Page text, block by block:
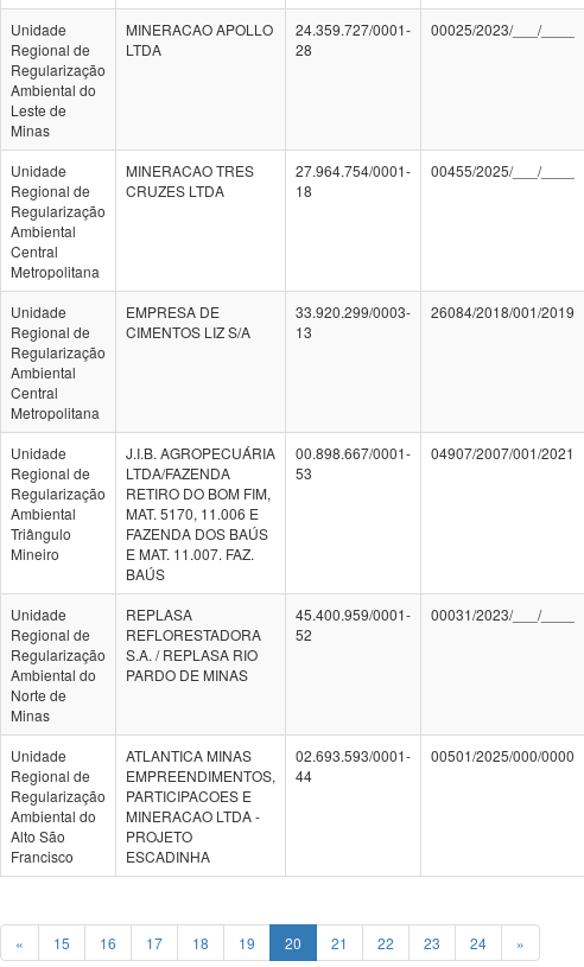
Unidade
Regional de
Regularização
Ambiental do
Leste de
Minas
MINERACAO APOLLO
LTDA
24.359.727/0001-
28
00025/2023/___/____
Unidade
Regional de
Regularização
Ambiental
Central
Metropolitana
MINERACAO TRES
CRUZES LTDA
27.964.754/0001-
18
00455/2025/___/____
Unidade
Regional de
Regularização
Ambiental
Central
Metropolitana
EMPRESA DE
CIMENTOS LIZ S/A
33.920.299/0003-
13
26084/2018/001/2019
Unidade
Regional de
Regularização
Ambiental
Triângulo
Mineiro
J.I.B. AGROPECUÁRIA
LTDA/FAZENDA
RETIRO DO BOM FIM,
MAT. 5170, 11.006 E
FAZENDA DOS BAÚS
E MAT. 11.007. FAZ.
BAÚS
00.898.667/0001-
53
04907/2007/001/2021
Unidade
Regional de
Regularização
Ambiental do
Norte de
Minas
REPLASA
REFLORESTADORA
S.A. / REPLASA RIO
PARDO DE MINAS
45.400.959/0001-
52
00031/2023/___/____
Unidade
Regional de
Regularização
Ambiental do
Alto São
Francisco
ATLANTICA MINAS
EMPREENDIMENTOS,
PARTICIPACOES E
MINERACAO LTDA -
PROJETO
ESCADINHA
02.693.593/0001-
44
00501/2025/000/0000
« 15 16 17 18 19 20 21 22 23 24 »